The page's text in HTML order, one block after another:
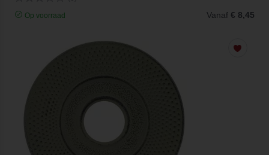
Op voorraad Vanaf € 8,45